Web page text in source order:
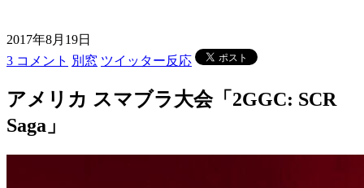
2017年8月19日
3 コメント 別窓 ツイッター反応
アメリカ スマブラ大会「2GGC: SCR
Saga」